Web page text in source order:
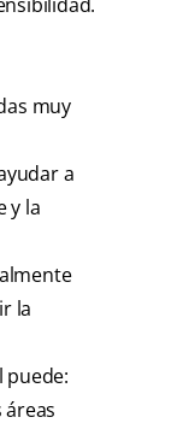
muy
a
y la
la
puede: